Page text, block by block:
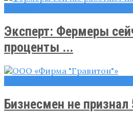
Эксперт: Фермеры
проценты ...
Бизнесмен не